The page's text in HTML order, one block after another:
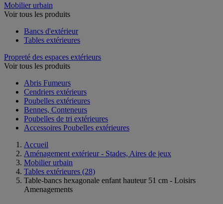
Mobilier urbain
Voir tous les produits
Bancs d'extérieur
Tables extérieures
Propreté des espaces extérieurs
Voir tous les produits
Abris Fumeurs
Cendriers extérieurs
Poubelles extérieures
Bennes, Conteneurs
Poubelles de tri extérieures
Accessoires Poubelles extérieures
Accueil
Aménagement extérieur - Stades, Aires de jeux
Mobilier urbain
Tables extérieures (28)
Table-bancs hexagonale enfant hauteur 51 cm - Loisirs
Amenagements